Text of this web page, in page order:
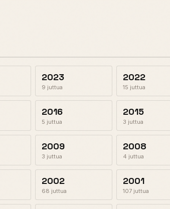
2023
9 juttua
2022
15 juttua
2016
5 juttua
2015
3 juttua
2009
3 juttua
2008
4 juttua
2002
68 juttua
2001
107 juttua